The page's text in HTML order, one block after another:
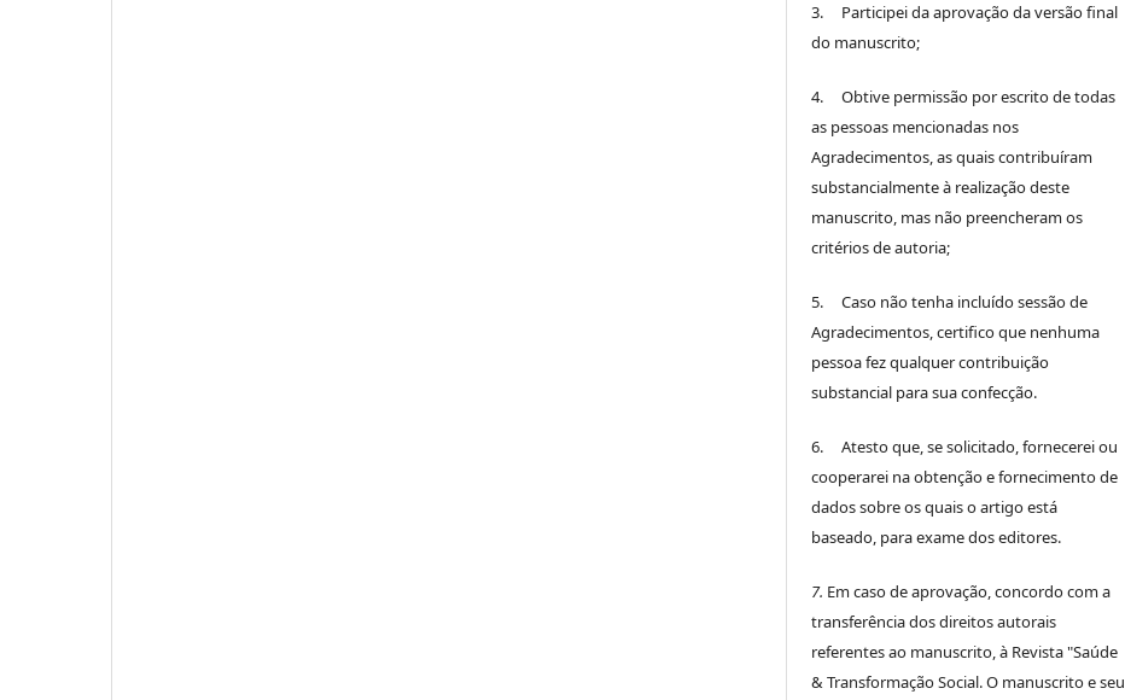
3. Participei da aprovação da versão final
do manuscrito;
4. Obtive permissão por escrito de todas
as pessoas mencionadas nos
Agradecimentos, as quais contribuíram
substancialmente à realização deste
manuscrito, mas não preencheram os
critérios de autoria;
5. Caso não tenha incluído sessão de
Agradecimentos, certifico que nenhuma
pessoa fez qualquer contribuição
substancial para sua confecção.
6. Atesto que, se solicitado, fornecerei ou
cooperarei na obtenção e fornecimento de
dados sobre os quais o artigo está
baseado, para exame dos editores.
7. Em caso de aprovação, concordo com a
transferência dos direitos autorais
referentes ao manuscrito, à Revista "Saúde
& Transformação Social. O manuscrito e seu